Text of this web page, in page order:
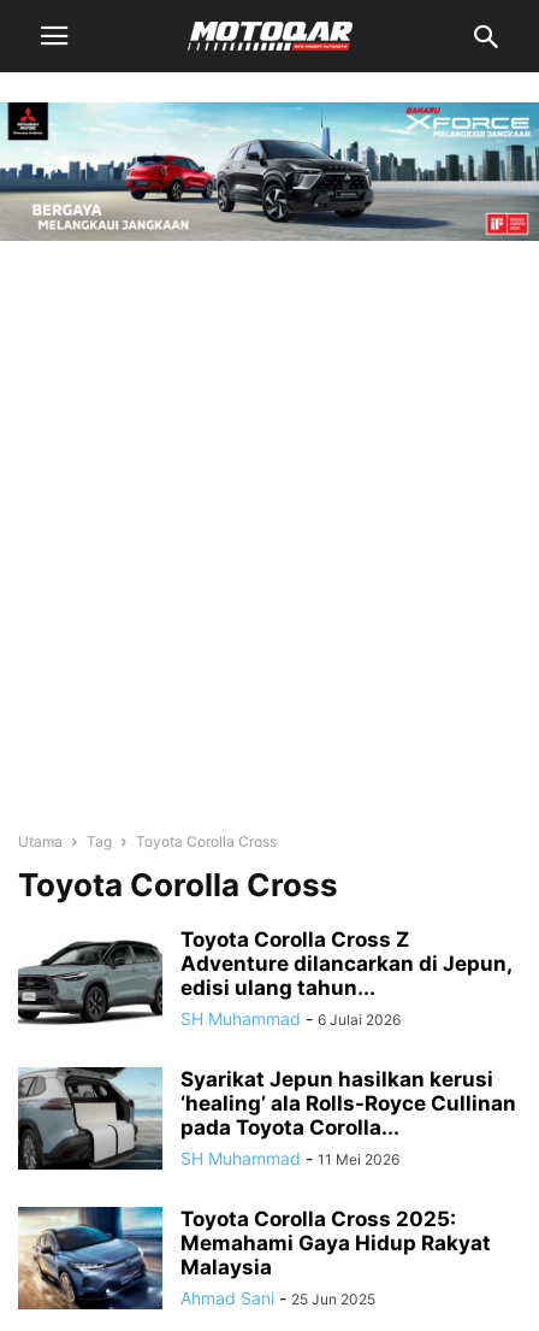
Utama Tag Toyota Corolla Cross
Toyota Corolla Cross
Toyota Corolla Cross Z
Adventure dilancarkan di Jepun,
edisi ulang tahun...
SH Muhammad - 6 Julai 2026
Syarikat Jepun hasilkan kerusi
‘healing’ ala Rolls-Royce Cullinan
pada Toyota Corolla...
SH Muhammad - 11 Mei 2026
Toyota Corolla Cross 2025:
Memahami Gaya Hidup Rakyat
Malaysia
Ahmad Sani - 25 Jun 2025